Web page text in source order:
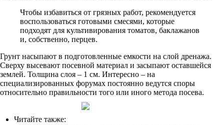
Чтобы избавиться от грязных работ, рекомендуется
воспользоваться готовыми смесями, которые
подходят для культивирования томатов, баклажанов
и, собственно, перцев.
Грунт насыпают в подготовленные емкости на слой дренажа.
Сверху высевают посевной материал и засыпают оставшейся
землей. Толщина слоя – 1 см. Интересно – на
специализированных форумах постоянно ведутся споры
относительно правильности того или иного метода посева.
Читайте также: